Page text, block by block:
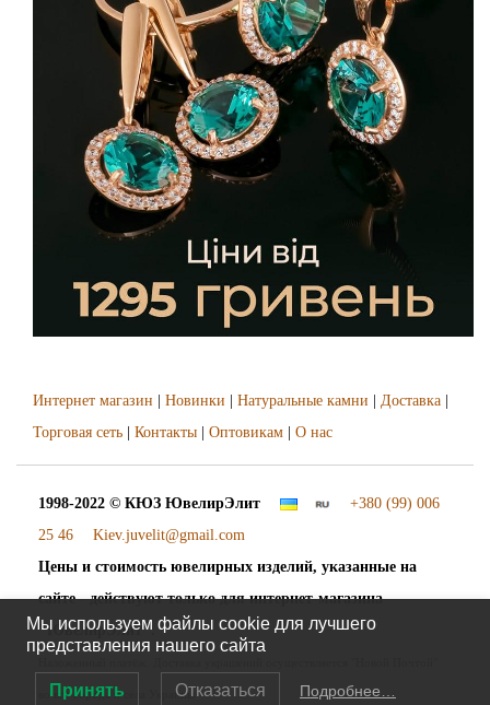
Интернет магазин Новинки Натуральные камни Доставка
Торговая сеть
Контакты Оптовикам О нас
1998-2022 © КЮЗ ЮвелирЭлит
+380 (99) 006
25 46
Kiev.juvelit@gmail.com
Цены и стоимость ювелирных изделий, указанные на
сайте - действуют только для интернет-магазина
"ЮвелирЭлит".
во все города и сёла Украины
Мы используем файлы cookie для лучшего
представления нашего сайта
Принять Отказаться Подробнее…